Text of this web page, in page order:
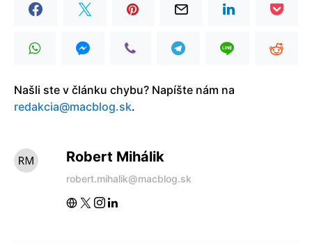
Našli ste v článku chybu? Napíšte nám na
redakcia@macblog.sk.
Robert Mihálik
robert.mihalik@macblog.sk